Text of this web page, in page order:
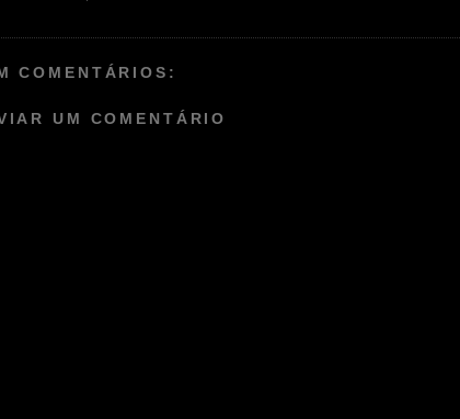
COMENTÁRIOS:
UM COMENTÁRIO